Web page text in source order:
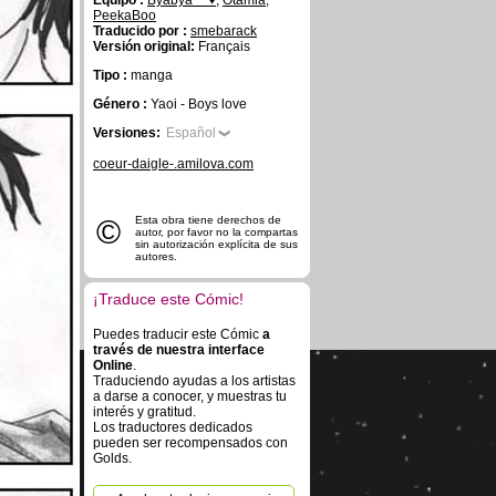
PeekaBoo
Traducido por : smebarack
Versión original: Français
Tipo : manga
Género : Yaoi - Boys love
Versiones: Español
coeur-daigle-.amilova.com
©
Esta obra tiene derechos de
autor, por favor no la compartas
sin autorización explícita de sus
autores.
¡Traduce este Cómic!
Puedes traducir este Cómic a
través de nuestra interface
Online.
Traduciendo ayudas a los artistas
a darse a conocer, y muestras tu
interés y gratitud.
Los traductores dedicados
pueden ser recompensados con
Golds.